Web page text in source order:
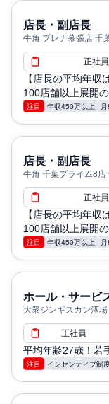
店長・副店長
牛角 プレナ幕張店 千
正社員
【店長の平均年収
100店舗以上展開
注目 年収450万以上
店長・副店長
牛角 千葉プライム8店
正社員
【店長の平均年収
100店舗以上展開
注目 年収450万以上
ホール・サービ
大衆ジンギスカン酒
正社員
平均年齢27歳！若
注目 インセンティブ制